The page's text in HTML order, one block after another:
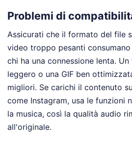
Problemi di
Assicurati che il formato del file
video troppo pesanti
chi ha una connessione lenta.
leggero o una GIF ben
migliori. Se carichi il contenuto
come Instagram, usa le funzioni
la musica, così la qualità audio
all'originale.